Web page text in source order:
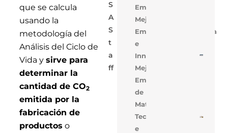
que se calcula
usando la
metodología del
Análisis del Ciclo de
Vida y sirve para
determinar la
cantidad de CO2
emitida por la
fabricación de
productos o
S
A
S
T
A
Ff
Empresarial
Mejora
Empresarial,Tecnologia
e
Innovacion
Mejora
Empresarial,Uso
de
Materiales
Tecnología
e
De